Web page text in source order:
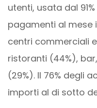
utenti, usata dal
pagamenti al mese
centri commerciali
ristoranti (44%),
(29%). Il 76% degli
importi al di sotto